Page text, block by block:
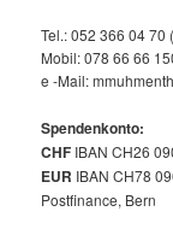
Tel.: 052 366 04 70
Mobil: 078 66 66
e -Mail:
Spendenkonto:
CHF IBAN CH26
EUR IBAN CH78
Postfinance, Bern